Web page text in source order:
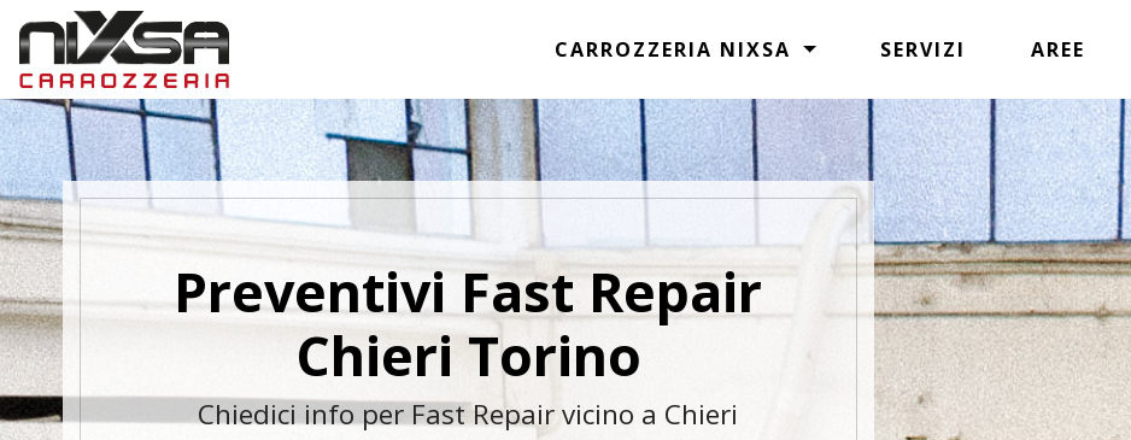
CARROZZERIA NIXSA SERVIZI AREE
Preventivi Fast Repair
Chieri Torino
Chiedici info per Fast Repair vicino a Chieri